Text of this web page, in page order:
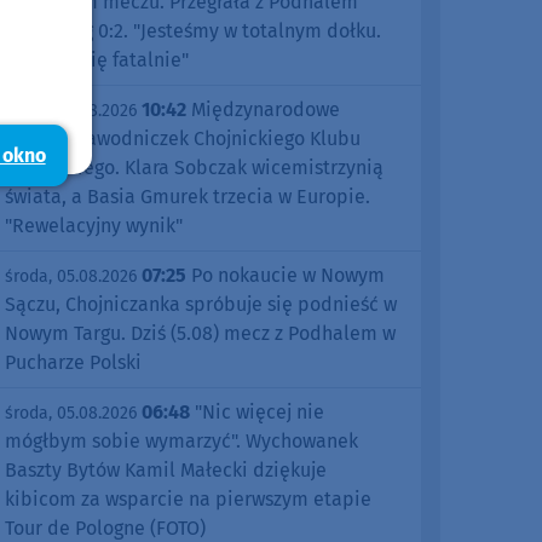
Nowy Targ 0:2. "Jesteśmy w totalnym dołku.
Czujemy się fatalnie"
środa, 05.08.2026 10:42 Międzynarodowe
sukcesy zawodniczek Chojnickiego Klubu
Żeglarskiego. Klara Sobczak wicemistrzynią
świata, a Basia Gmurek trzecia w Europie.
"Rewelacyjny wynik"
środa, 05.08.2026 07:25 Po nokaucie w Nowym
Sączu, Chojniczanka spróbuje się podnieść w
Nowym Targu. Dziś (5.08) mecz z Podhalem w
Pucharze Polski
środa, 05.08.2026 06:48 "Nic więcej nie
mógłbym sobie wymarzyć". Wychowanek
Baszty Bytów Kamil Małecki dziękuje
kibicom za wsparcie na pierwszym etapie
Tour de Pologne (FOTO)